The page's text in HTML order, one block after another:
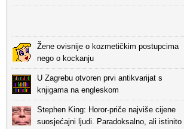
Žene ovisnije o kozmetičkim postupcima
nego o kockanju
U Zagrebu otvoren prvi antikvarijat s
knjigama na engleskom
Stephen King: Horor-priče najviše cijene
suosjećajni ljudi. Paradoksalno, ali istinito